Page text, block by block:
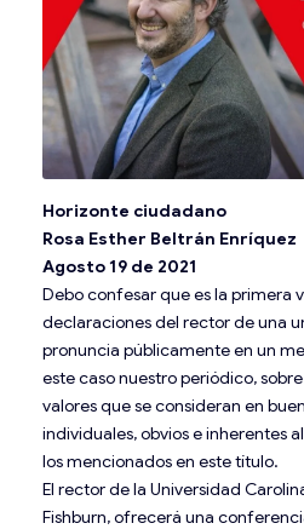
Horizonte ciudadano
Rosa Esther Beltrán Enríquez
Agosto 19 de 2021
Debo confesar que es la primera
declaraciones del rector de una
pronuncia públicamente en un
este caso nuestro periódico,
valores que se consideran en
individuales, obvios e inherentes
los mencionados en este título.
El rector de la Universidad
Fishburn, ofrecerá una